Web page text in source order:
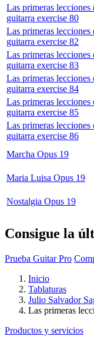
Las primeras lecciones
guitarra exercise 80
Las primeras lecciones
guitarra exercise 82
Las primeras lecciones
guitarra exercise 83
Las primeras lecciones
guitarra exercise 84
Las primeras lecciones
guitarra exercise 85
Las primeras lecciones
guitarra exercise 86
Marcha Opus 19
Maria Luisa Opus 19
Nostalgia Opus 19
Consigue la
Prueba Guitar Pro
Inicio
Tablaturas
Julio Salvador
Las primeras
Productos y servicios